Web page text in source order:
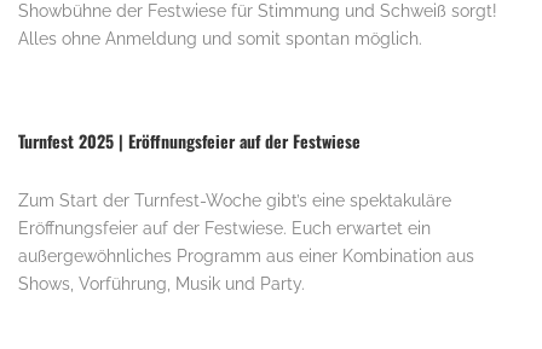
Showbühne der Festwiese für Stimmung und Schweiß sorgt!
Alles ohne Anmeldung und somit spontan möglich.
Turnfest 2025 | Eröffnungsfeier auf der Festwiese
Zum Start der Turnfest-Woche gibt’s eine spektakuläre
Eröffnungsfeier auf der Festwiese. Euch erwartet ein
außergewöhnliches Programm aus einer Kombination aus
Shows, Vorführung, Musik und Party.